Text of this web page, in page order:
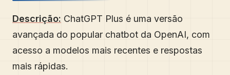
Descrição: ChatGPT Plus é uma versão
avançada do popular chatbot da OpenAI, com
acesso a modelos mais recentes e respostas
mais rápidas.